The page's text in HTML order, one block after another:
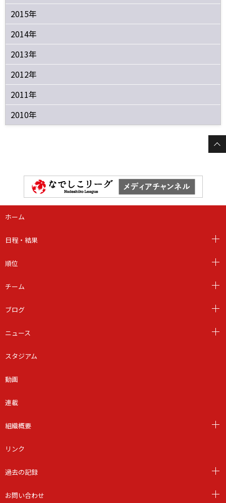
2015年
2014年
2013年
2012年
2011年
2010年
ホーム
日程・結果
順位
チーム
ブログ
ニュース
スタジアム
動画
連載
組織概要
リンク
過去の記録
お問い合わせ